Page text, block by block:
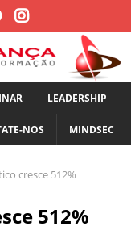
LEADERSHIP
NOS MINDSEC
cresce 512%
512%